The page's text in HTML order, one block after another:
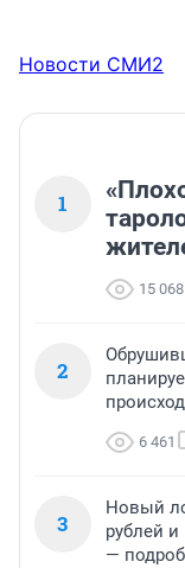
Новости СМИ2
1
15 068
2
6 461
3
Новый
рублей и
—